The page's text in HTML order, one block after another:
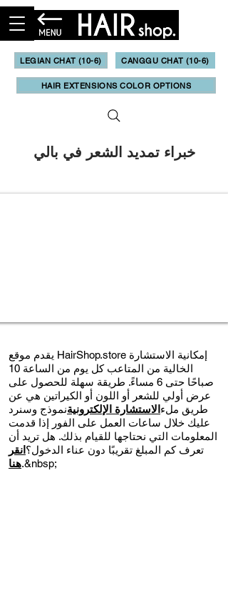
LEGIAN CHAT (10-6) CANGGU CHAT (10-6)
HAIR EXTENSIONS COLOR OPTIONS
خبراء تمديد الشعر في بالي
يقدم موقع HairShop.store إمكانية الاستشارة
الخالية من المتاعب كل يوم من الساعة 10
صباحًا حتى 6 مساءً. طريقة سهلة للحصول على
عرض أولي للشعر أو اللون أو الكيراتين هي عن
طريق ملء الاستشارة الإلكترونيةنموذج وسنرد
عليك خلال ساعات العمل على الفور إذا قدمت
المعلومات التي نحتاجها للقيام بذلك. هل تريد أن
تعرف كم المبلغ تقريبًا دون عناء الدخول؟ انقر
هنا.&nbsp;